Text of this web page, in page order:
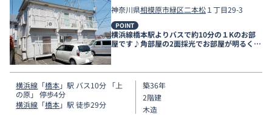
神奈川県相模原市緑区二本松１丁目29-3
POINT
横浜線橋本駅よりバスで約10分の１Kのお部
屋です♪角部屋の2面採光でお部屋が明るくな
ります♪
横浜線 「橋本」駅 バス10分 「上
の原」 停歩4分
横浜線 「橋本」駅 徒歩29分
築36年
2階建
木造